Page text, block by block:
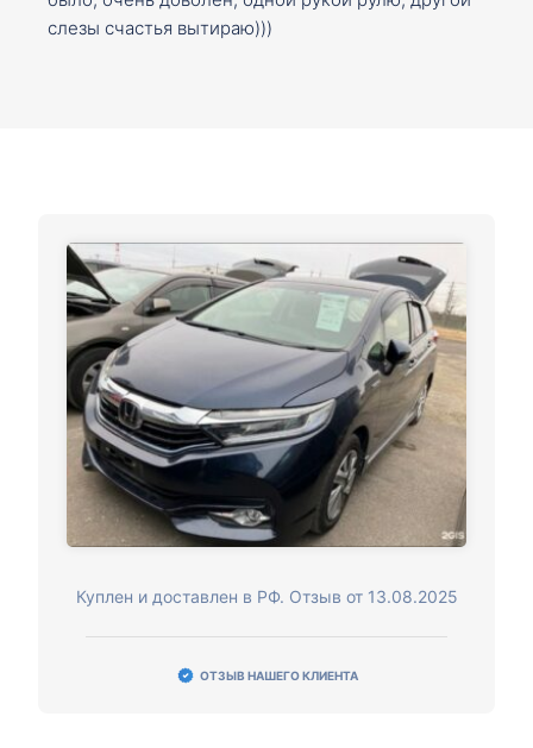
слезы счастья вытираю)))
Куплен и доставлен в РФ. Отзыв от 13.08.2025
ОТЗЫВ НАШЕГО КЛИЕНТА